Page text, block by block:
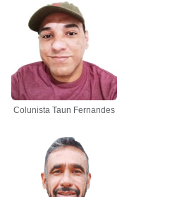
Colunista Taun Fernandes